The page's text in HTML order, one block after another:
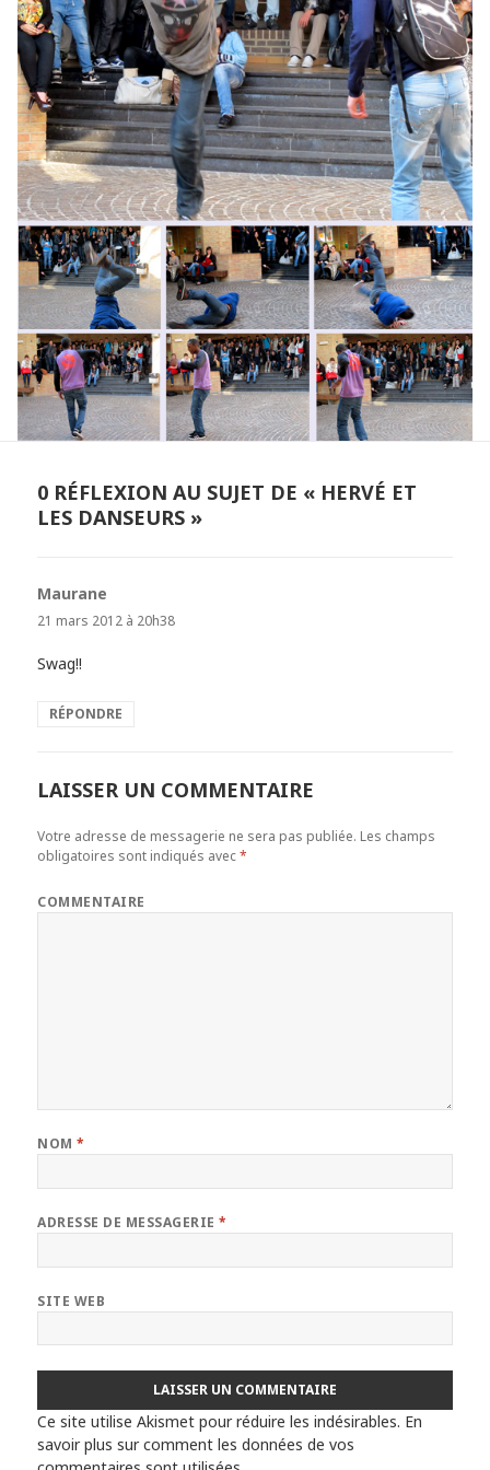
0 RÉFLEXION AU SUJET DE « HERVÉ ET
LES DANSEURS »
Maurane
21 mars 2012 à 20h38
Swag!!
RÉPONDRE
LAISSER UN COMMENTAIRE
Votre adresse de messagerie ne sera pas publiée. Les champs
obligatoires sont indiqués avec*
COMMENTAIRE
NOM*
ADRESSE DE MESSAGERIE*
SITE WEB
Ce site utilise Akismet pour réduire les indésirables. En
savoir plus sur comment les données de vos